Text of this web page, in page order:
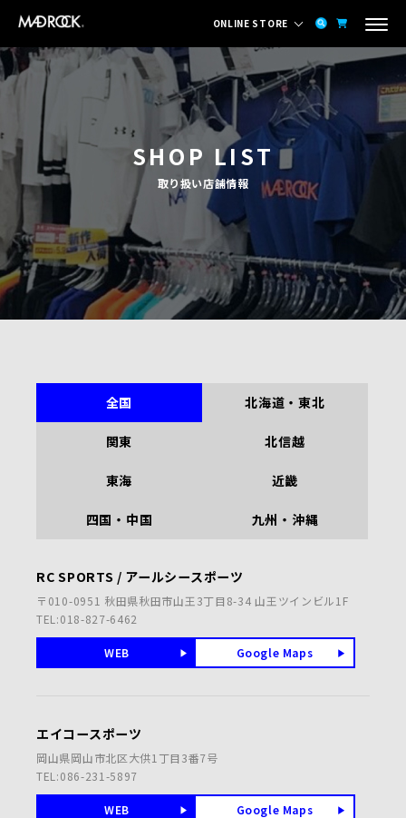
ONLINE STORE
SHOP LIST
取り扱い店舗情報
全国 北海道・東北
関東 北信越
東海 近畿
四国・中国 九州・沖縄
RC SPORTS / アールシースポーツ
〒010-0951 秋田県秋田市山王3丁目8-34 山王ツインビル1F
TEL:018-827-6462
WEB Google Maps
エイコースポーツ
岡山県岡山市北区大供1丁目3番7号
TEL:086-231-5897
WEB Google Maps